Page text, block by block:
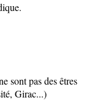
sont pas des êtres
Girac...)